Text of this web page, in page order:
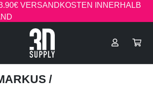
VERSANDKOSTEN INNERHALB
/